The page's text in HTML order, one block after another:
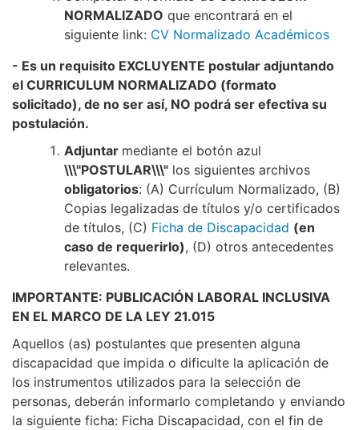
NORMALIZADO que encontrará en el
siguiente link: CV Normalizado Académicos
- Es un requisito EXCLUYENTE postular adjuntando
el CURRICULUM NORMALIZADO (formato
solicitado), de no ser así, NO podrá ser efectiva su
postulación.
Adjuntar mediante el botón azul
\\\"POSTULAR\\\" los siguientes archivos
obligatorios: (A) Currículum Normalizado, (B)
Copias legalizadas de títulos y/o certificados
de títulos, (C) Ficha de Discapacidad (en
caso de requerirlo), (D) otros antecedentes
relevantes.
IMPORTANTE: PUBLICACIÓN LABORAL INCLUSIVA
EN EL MARCO DE LA LEY 21.015
Aquellos (as) postulantes que presenten alguna
discapacidad que impida o dificulte la aplicación de
los instrumentos utilizados para la selección de
personas, deberán informarlo completando y enviando
la siguiente ficha: Ficha Discapacidad, con el fin de